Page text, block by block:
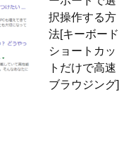
択操作する方
法[キーボード
ショートカッ
トだけで高速
ブラウジング]